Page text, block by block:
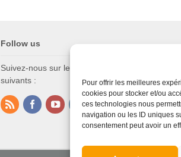
Pour offrir les meilleures
cookies pour stocker et/ou
ces technologies nous
navigation ou les ID uniques
consentement peut avoir un
Follow us
Suivez-nous sur les réseaux sociaux
suivants :